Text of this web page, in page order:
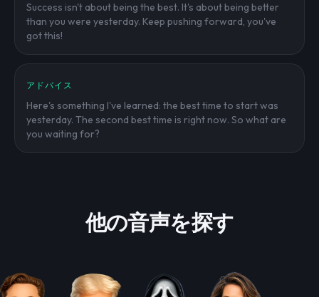
Success isn't about being the best. It's about being better
than you were yesterday. Keep pushing forward, you've
got this!
アドバイス
Here's something I've learned: the best time to start was
yesterday. The second best time is right now. So what are
you waiting for?
他の音声を探す